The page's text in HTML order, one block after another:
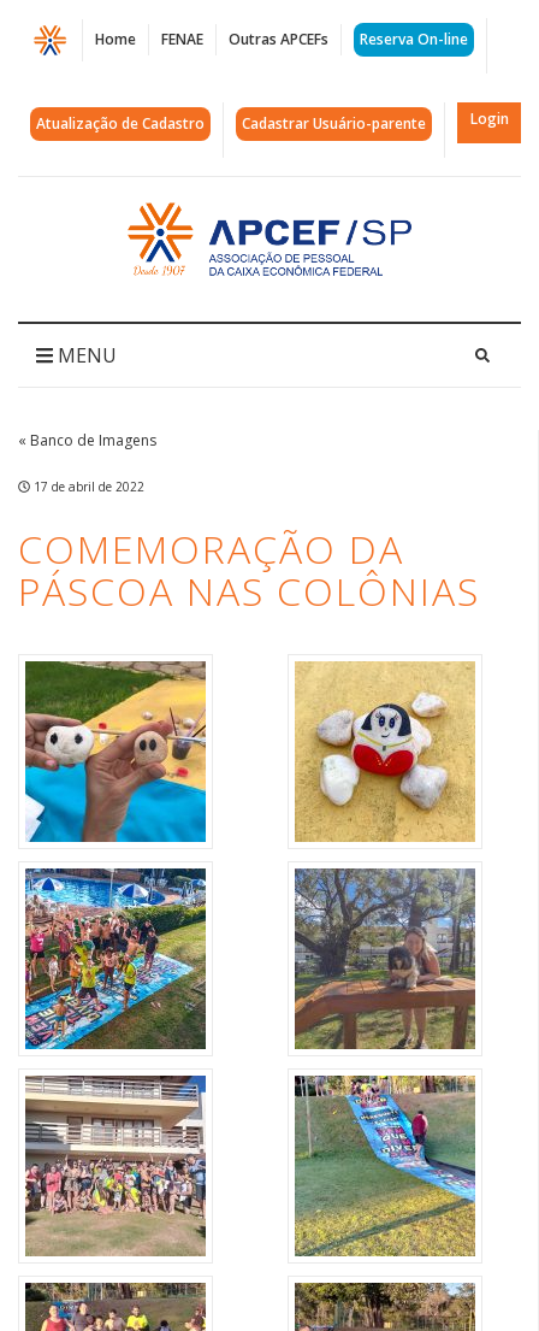
Página
Comemoração
da
Colônias
APCEF/SP
Home FENAE Outras APCEFs Reserva On-line
Atualização de Cadastro Cadastrar Usuário-parente Login
Acessar
página
inicial
MENU
« Banco de Imagens
17 de abril de 2022
COMEMORAÇÃO DA
PÁSCOA NAS COLÔNIAS